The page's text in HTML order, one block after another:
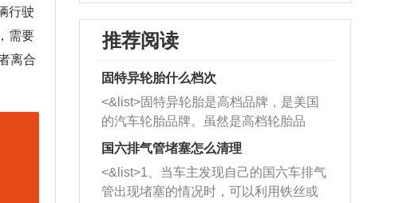
行驶
需要
离合
推荐阅读
固特异轮胎什么档次
<&list>固特异轮胎是高档品牌，是美国
的汽车轮胎品牌。虽然是高档轮胎品
牌，但是中高低端的轮胎都有生产，这
也是为了更好的开拓市场。
国六排气管堵塞怎么清理
<&list>1、当车主发现自己的国六车排气
管出现堵塞的情况时，可以利用铁丝或